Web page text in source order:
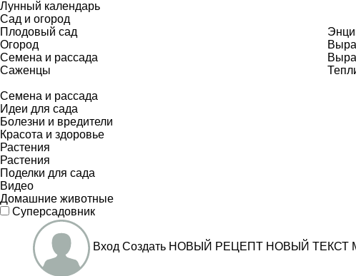
Лунный календарь
Сад и огород
Плодовый сад
Огород
Семена и рассада
Саженцы
Семена и рассада
Идеи для сада
Болезни и вредители
Красота и здоровье
Растения
Растения
Поделки для сада
Видео
Домашние животные
Суперсадовник
Вход Создать НОВЫЙ РЕЦЕПТ НОВЫЙ ТЕКСТ